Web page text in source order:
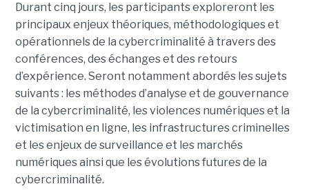
Durant cinq jours, les participants exploreront les
principaux enjeux théoriques, méthodologiques et
opérationnels de la cybercriminalité à travers des
conférences, des échanges et des retours
d’expérience. Seront notamment abordés les sujets
suivants : les méthodes d’analyse et de gouvernance
de la cybercriminalité, les violences numériques et la
victimisation en ligne, les infrastructures criminelles
et les enjeux de surveillance et les marchés
numériques ainsi que les évolutions futures de la
cybercriminalité.